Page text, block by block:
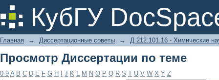
КубГУ
Просмотр Диссертации по теме
Главная → Диссертационные советы → Д 212.101.16 - Химические
Просмотр Диссертации по теме
0-9 A B C D E F G H J K L M N O P Q R S T U V W X Y Z